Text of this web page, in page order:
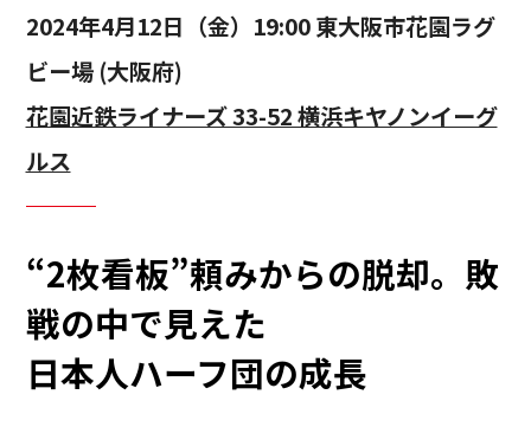
2024年4月12日（金）19:00 東大阪市花園ラグ
ビー場 (大阪府)
花園近鉄ライナーズ 33-52 横浜キヤノンイーグ
ルス
“2枚看板”頼みからの脱却。敗
戦の中で見えた
日本人ハーフ団の成長